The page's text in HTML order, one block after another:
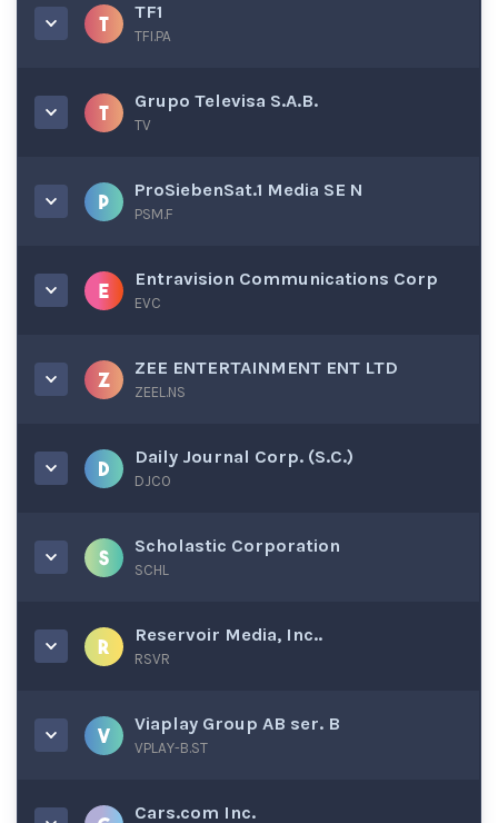
TF1
TFI.PA
Grupo Televisa S.A.B.
TV
ProSiebenSat.1 Media SE N
PSM.F
Entravision Communications Corp
EVC
ZEE ENTERTAINMENT ENT LTD
ZEEL.NS
Daily Journal Corp. (S.C.)
DJCO
Scholastic Corporation
SCHL
Reservoir Media, Inc..
RSVR
Viaplay Group AB ser. B
VPLAY-B.ST
Cars.com Inc.